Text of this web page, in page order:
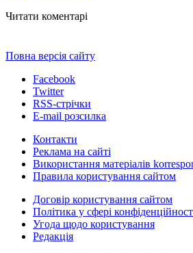
Читати коментарі
Повна версія сайту
Facebook
Twitter
RSS-стрічки
E-mail розсилка
Контакти
Реклама на сайті
Використання матеріалів
Правила користування сайтом
Договір користування сайтом
Політика у сфері
Угода щодо користування
Редакція